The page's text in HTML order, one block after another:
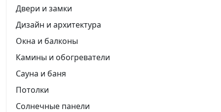
Двери и замки
Дизайн и архитектура
Окна и балконы
Камины и обогреватели
Сауна и баня
Потолки
Солнечные панели